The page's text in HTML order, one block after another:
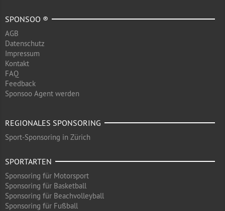
SPONSOO ®
AGB
Datenschutz
Impressum
Kontakt
FAQ
Feedback
Sponsoo Agent werden
REGIONALES SPONSORING
Sport-Sponsoring in Zürich
SPORTARTEN
Sponsoring für Motorsport
Sponsoring für Basketball
Sponsoring für Beachvolleyball
Sponsoring für Fußball